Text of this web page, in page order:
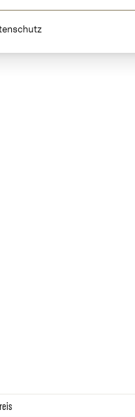
Filter